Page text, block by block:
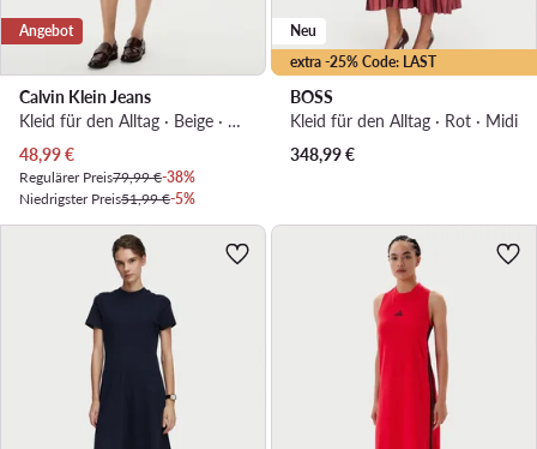
Angebot
Calvin Klein Jeans
Kleid für den Alltag · Beige · Midi
Aktueller Preis
48,99€
Regulärer Preis79,99 €-38%
Niedrigster Preis51,99 €-5%
extra -25% Code: LAST
Neu
BOSS
Kleid für den Alltag · Rot · Midi
348,99€